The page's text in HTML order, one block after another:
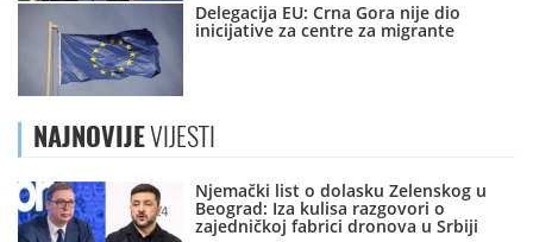
Delegacija EU: Crna Gora nije dio
inicijative za centre za migrante
NAJNOVIJEVIJESTI
Njemački list o dolasku Zelenskog u
Beograd: Iza kulisa razgovori o
zajedničkoj fabrici dronova u Srbiji